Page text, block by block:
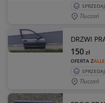
Tłuczań
DRZWI
OFERTA Z
150zł
Tłuczań